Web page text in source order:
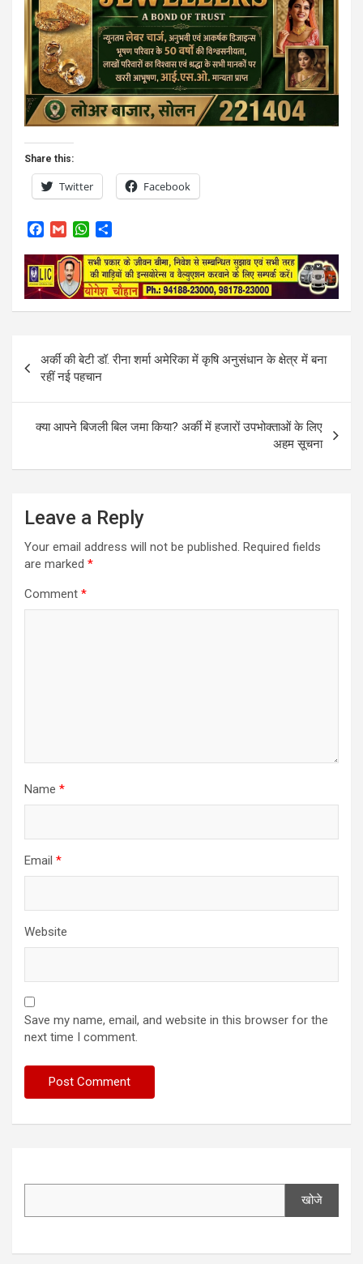
Share this:
Twitter Facebook
c
e
b
o
a
i
l
W
a
t
s
A
a
r
e
navigation
अर्की की बेटी डॉ. रीना शर्मा अमेरिका में कृषि अनुसंधान के क्षेत्र में बना
रहीं नई पहचान
क्या आपने बिजली बिल जमा किया? अर्की में हजारों उपभोक्ताओं के लिए
अहम सूचना
Leave a Reply
Your email address will not be published. Required fields
are marked *
Comment *
Name *
Email *
Website
Save my name, email, and website in this browser for the
next time I comment.
खोजे